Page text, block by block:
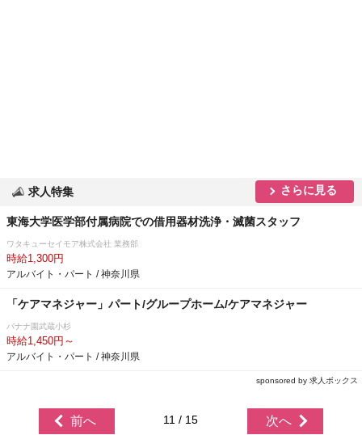
求人特集 さらに見る
東海大学医学部付属病院での借用器材洗浄・滅菌スタッフ
ワタキューセイモア株式会社 業務部
時給1,300円
アルバイト・パート / 神奈川県
「ケアマネジャー」パート/グループホーム/ケアマネジャー
バナナ園武蔵小杉
時給1,450円～
アルバイト・パート / 神奈川県
sponsored by 求人ボックス
前へ 11 / 15 次へ